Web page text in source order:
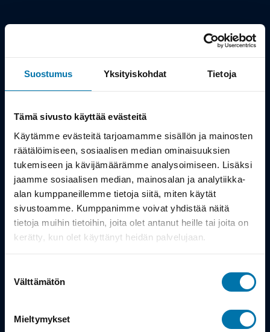
Suostumus Yksityiskohdat Tietoja
Tämä sivusto käyttää evästeitä
Käytämme evästeitä tarjoamamme sisällön ja mainosten
räätälöimiseen, sosiaalisen median ominaisuuksien
tukemiseen ja kävijämäärämme analysoimiseen. Lisäksi
jaamme sosiaalisen median, mainosalan ja analytiikka-
alan kumppaneillemme tietoja siitä, miten käytät
sivustoamme. Kumppanimme voivat yhdistää näitä
tietoja muihin tietoihin, joita olet antanut heille tai joita on
kerätty, kun olet käyttänyt heidän palvelujaan.
valinta
Välttämätön
Mieltymykset
info@bikeshop.fi
Tietosuojaseloste
vääryydet kostetaan. Pyöräkauppaosakeyhtiö Turusta Y-Tunnus